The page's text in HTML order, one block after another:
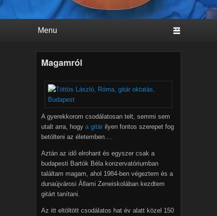
Magamról
A gyerekkorom csodálatosan telt, semmi sem
utalt arra, hogy a gitár ilyen fontos szerepet fog
betölteni az életemben….
Aztán az idő elrohant és egyszer csak a
budapesti Bartók Béla konzervatóriumban
találtam magam, ahol 1984-ben végeztem és a
dunaújvárosi Állami Zeneiskolában kezdtem
gitárt tanítani.
Az itt eltöltött csodálatos hat év alatt közel 150